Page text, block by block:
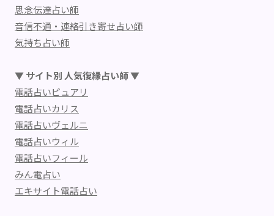
思念伝達占い師
音信不通・連絡引き寄せ占い師
気持ち占い師
▼ サイト別 人気復縁占い師 ▼
電話占いピュアリ
電話占いカリス
電話占いヴェルニ
電話占いウィル
電話占いフィール
みん電占い
エキサイト電話占い